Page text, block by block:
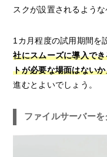
スクが設置されるような
1カ月程度の試用期間を
社にスムーズに導入で
トが必要な場面はない
進むとよいでしょう。
ファイルサーバー